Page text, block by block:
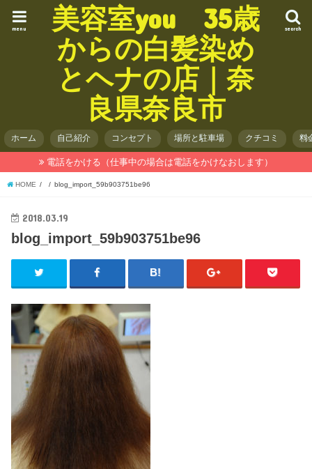
美容室you 35歳
からの白髪染め
とヘナの店｜奈
良県奈良市
search
menu
ホーム 自己紹介 コンセプト 場所と駐車場 クチコミ 料
電話をかける（仕事中の場合は電話をかけなおします）
HOME blog_import_59b903751be96
2018.03.19
blog_import_59b903751be96